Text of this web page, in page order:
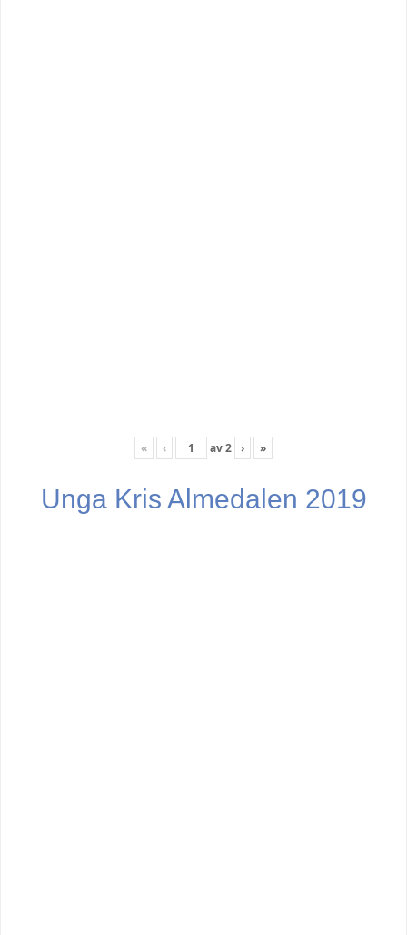
« ‹ av2 › »
Unga Kris Almedalen 2019